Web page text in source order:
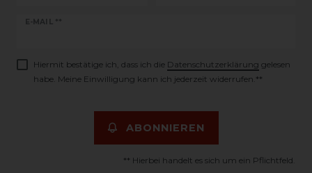
E-MAIL **
Newsletter
Hiermit bestätige ich, dass ich die Daten­schutz­erklärung gelesen
habe. Meine Einwilligung kann ich jederzeit widerrufen.**
ABONNIEREN
** Hierbei handelt es sich um ein Pflichtfeld.